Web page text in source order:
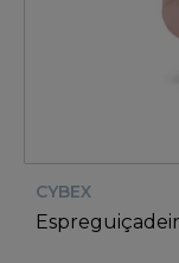
CYBEX